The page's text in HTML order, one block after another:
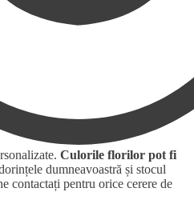
Culorile florilor pot fi
dumneavoastră și stocul
contactați pentru orice cerere de